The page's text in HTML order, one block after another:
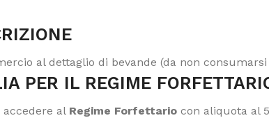
al dettaglio di bevande (da non
PER IL REGIME
accedere al Regime Forfettario con aliquota al